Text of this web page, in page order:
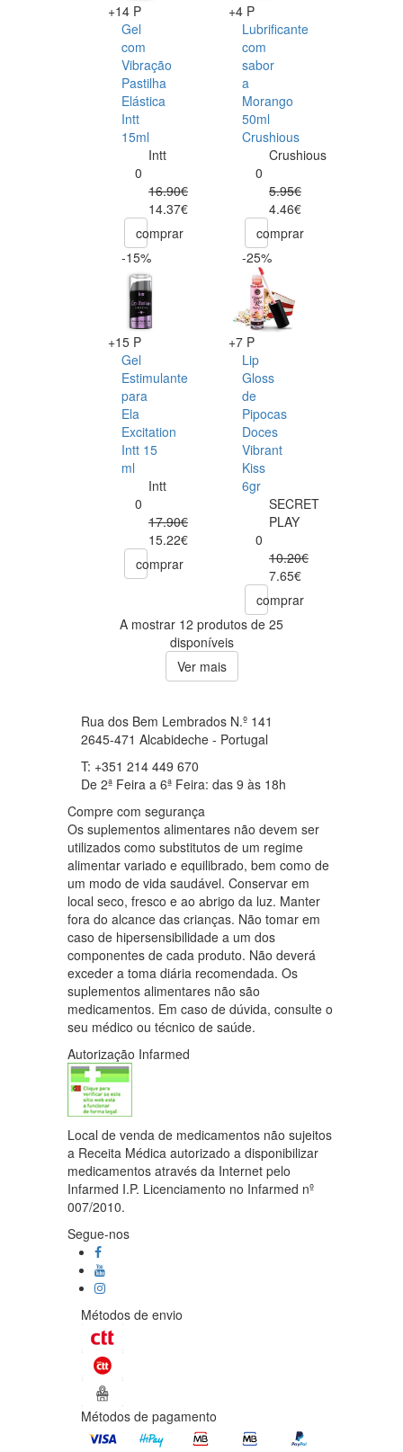
+14 P
Gel
com
Vibração
Pastilha
Elástica
Intt
15ml
Intt
0
16.90€
14.37€
comprar
+4 P
Lubrificante
com
sabor
a
Morango
50ml
Crushious
Crushious
0
5.95€
4.46€
comprar
-15%
+15 P
Gel
Estimulante
para
Ela
Excitation
Intt 15
ml
Intt
0
17.90€
15.22€
comprar
-25%
+7 P
Lip
Gloss
de
Pipocas
Doces
Vibrant
Kiss
6gr
SECRET
PLAY
0
10.20€
7.65€
comprar
A mostrar 12 produtos de 25
disponíveis
Ver mais
Rua dos Bem Lembrados N.º 141
2645-471 Alcabideche - Portugal
T: +351 214 449 670
De 2ª Feira a 6ª Feira: das 9 às 18h
Compre com segurança
Os suplementos alimentares não devem ser
utilizados como substitutos de um regime
alimentar variado e equilibrado, bem como de
um modo de vida saudável. Conservar em
local seco, fresco e ao abrigo da luz. Manter
fora do alcance das crianças. Não tomar em
caso de hipersensibilidade a um dos
componentes de cada produto. Não deverá
exceder a toma diária recomendada. Os
suplementos alimentares não são
medicamentos. Em caso de dúvida, consulte o
seu médico ou técnico de saúde.
Autorização Infarmed
Local de venda de medicamentos não sujeitos
a Receita Médica autorizado a disponibilizar
medicamentos através da Internet pelo
Infarmed I.P. Licenciamento no Infarmed nº
007/2010.
Segue-nos
Métodos de envio
Métodos de pagamento